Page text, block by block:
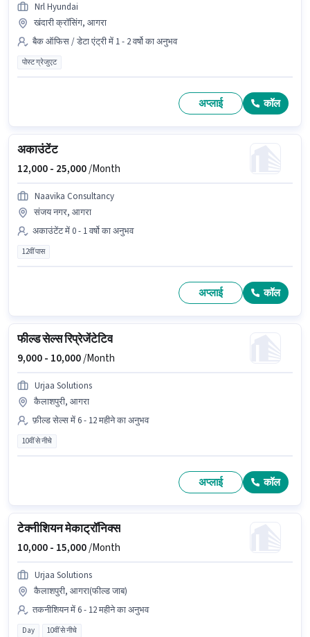
Nrl Hyundai
खंदारी क्रॉसिंग, आगरा
बैक ऑफिस / डेटा एंट्री में 1 - 2 वर्षो का अनुभव
पोस्ट ग्रेजुएट
अप्लाई कॉल
अकाउंटेंट
12,000 - 25,000/Month
Naavika Consultancy
संजय नगर, आगरा
अकाउंटेंट में 0 - 1 वर्षो का अनुभव
12वीं पास
अप्लाई कॉल
फील्ड सेल्स रिप्रेजेंटेटिव
9,000 - 10,000/Month
Urjaa Solutions
कैलाशपुरी, आगरा
फ़ील्ड सेल्स में 6 - 12 महीने का अनुभव
10वीं से नीचे
अप्लाई कॉल
टेक्नीशियन मेकाट्रॉनिक्स
10,000 - 15,000/Month
Urjaa Solutions
कैलाशपुरी, आगरा(फील्ड जाब)
तकनीशियन में 6 - 12 महीने का अनुभव
Day 10वीं से नीचे